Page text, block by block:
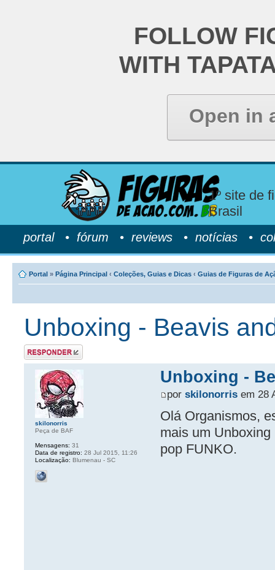
FOLLOW
WITH
Open in
1º site de
Brasil
portal• fórum • reviews • notícias •
Portal » Página Principal ‹ Coleções, Guias e Dicas ‹ Guias de Figuras de
Unboxing - Beavis
Postar uma
resposta
Unboxing -
por skilonorrisem 28
Olá Organismos,
mais um
pop FUNKO.
skilonorris
Peça de BAF
Mensagens: 31
Data de registro: 28 Jul 2015, 11:26
Localização: Blumenau - SC